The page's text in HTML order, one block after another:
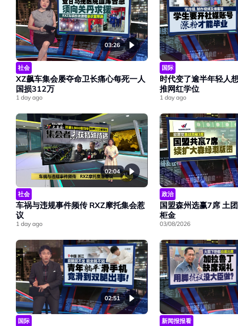
03:26
社会
XZ飙车集会屡夺命卫长痛心每死一人
国损312万
1 day ago
国际
时代变了逾半年轻人
推网红学位
1 day ago
02:04
社会
车祸与违规事件频传 RXZ摩托集会惹
议
1 day ago
政治
国盟森州选赢7席 土
柜金
03/08/2026
02:51
国际 新闻报报看